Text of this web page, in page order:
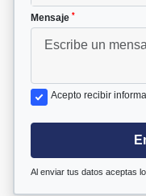
Mensaje *
Acepto recibir
Al enviar tus datos aceptas